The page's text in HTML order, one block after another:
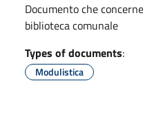
Documento che
biblioteca comunale
Types of documents:
Modulistica